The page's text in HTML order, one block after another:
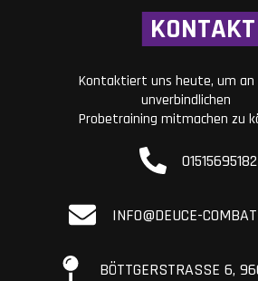
KONTAKT
Kontaktiert uns heute, um an
unverbindlichen
Probetraining mitmachen zu
INFO@DEUCE-
BÖTTGERSTRASSE 6,